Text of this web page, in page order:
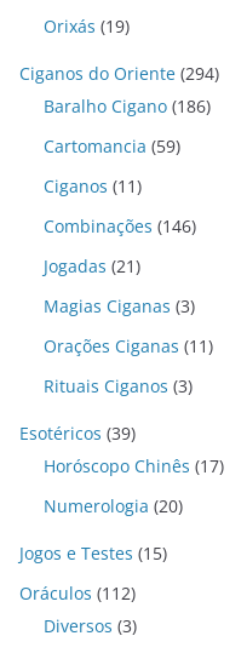
Orixás (19)
Ciganos do Oriente (294)
Baralho Cigano (186)
Cartomancia (59)
Ciganos (11)
Combinações (146)
Jogadas (21)
Magias Ciganas (3)
Orações Ciganas (11)
Rituais Ciganos (3)
Esotéricos (39)
Horóscopo Chinês (17)
Numerologia (20)
Jogos e Testes (15)
Oráculos (112)
Diversos (3)